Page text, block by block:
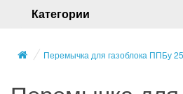
Категории
Перемычка для газоблока ППБу